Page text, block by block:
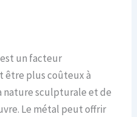
un facteur
être plus coûteux à
nature sculpturale et de
Le métal peut offrir